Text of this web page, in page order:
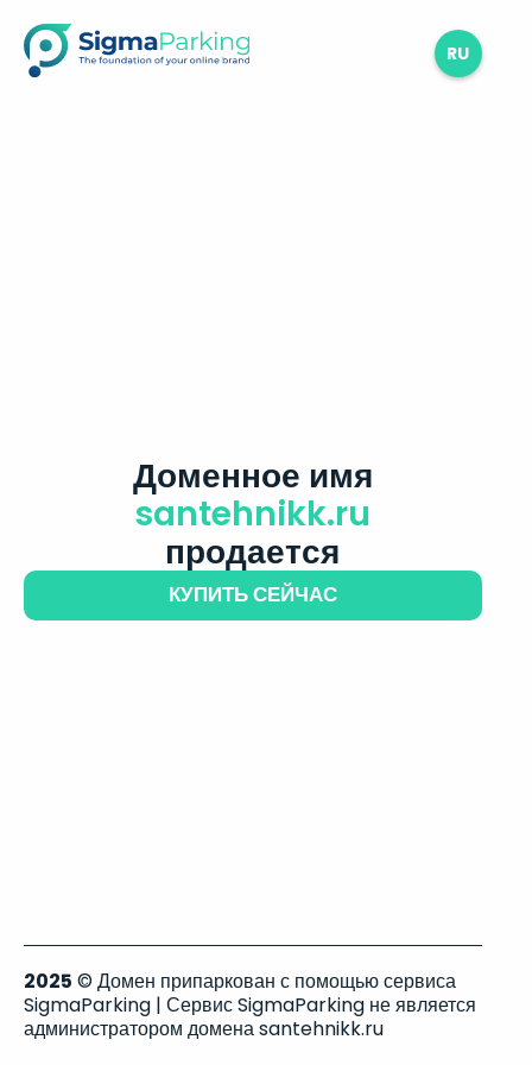
RU
Доменное имя
santehnikk.ru
продается
КУПИТЬ СЕЙЧАС
2025 © Домен припаркован с помощью сервиса
SigmaParking | Сервис SigmaParking не является
администратором домена santehnikk.ru